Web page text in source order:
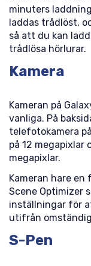
minuters
laddas trådlöst,
så att du kan
trådlösa hörlurar.
Kamera
Kameran på
vanliga. På
telefotokamera
på 12 megapixlar
megapixlar.
Kameran hare en
Scene Optimizer
inställningar för
utifrån
S-Pen